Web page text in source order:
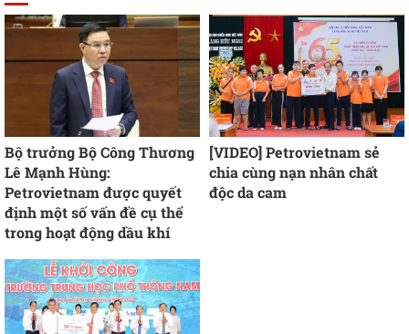
Bộ trưởng Bộ Công Thương
Lê Mạnh Hùng:
Petrovietnam được quyết
định một số vấn đề cụ thể
trong hoạt động dầu khí
[VIDEO] Petrovietnam sẻ
chia cùng nạn nhân chất
độc da cam